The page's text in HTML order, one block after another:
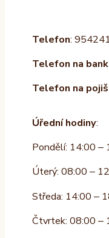
Telefon:
Telefon na
Telefon na
Úřední hodiny:
Pondělí: 14:00 –
Úterý: 08:00 –
Středa: 14:00 –
Čtvrtek: 08:00 –